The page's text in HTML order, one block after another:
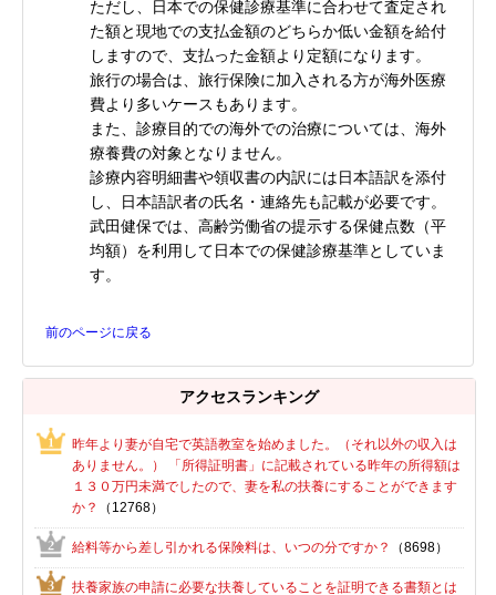
ただし、日本での保健診療基準に合わせて査定され
た額と現地での支払金額のどちらか低い金額を給付
しますので、支払った金額より定額になります。
旅行の場合は、旅行保険に加入される方が海外医療
費より多いケースもあります。
また、診療目的での海外での治療については、海外
療養費の対象となりません。
診療内容明細書や領収書の内訳には日本語訳を添付
し、日本語訳者の氏名・連絡先も記載が必要です。
武田健保では、高齢労働省の提示する保健点数（平
均額）を利用して日本での保健診療基準としていま
す。
前のページに戻る
アクセスランキング
昨年より妻が自宅で英語教室を始めました。（それ以外の収入は
ありません。） 「所得証明書」に記載されている昨年の所得額は
１３０万円未満でしたので、妻を私の扶養にすることができます
か？
（12768）
給料等から差し引かれる保険料は、いつの分ですか？ （8698）
扶養家族の申請に必要な扶養していることを証明できる書類とは